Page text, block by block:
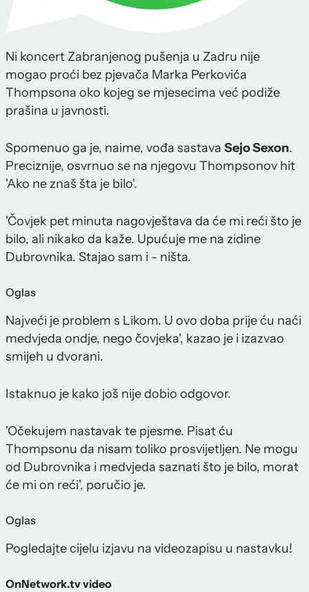
Ni koncert Zabranjenog pušenja u Zadru nije
mogao proći bez pjevača Marka Perkovića
Thompsona oko kojeg se mjesecima već podiže
prašina u javnosti.
Spomenuo ga je, naime, vođa sastava Sejo Sexon.
Preciznije, osvrnuo se na njegovu Thompsonov hit
'Ako ne znaš šta je bilo'.
'Čovjek pet minuta nagovještava da će mi reći što je
bilo, ali nikako da kaže. Upućuje me na zidine
Dubrovnika. Stajao sam i - ništa.
Oglas
Najveći je problem s Likom. U ovo doba prije ću naći
medvjeda ondje, nego čovjeka', kazao je i izazvao
smijeh u dvorani.
Istaknuo je kako još nije dobio odgovor.
'Očekujem nastavak te pjesme. Pisat ću
Thompsonu da nisam toliko prosvijetljen. Ne mogu
od Dubrovnika i medvjeda saznati što je bilo, morat
će mi on reći', poručio je.
Oglas
Pogledajte cijelu izjavu na videozapisu u nastavku!
OnNetwork.tv video